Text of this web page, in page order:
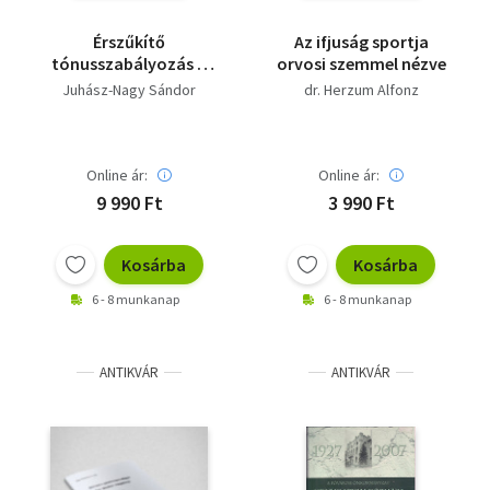
Érszűkítő
tónusszabályozás a
koszorúérkeringésben.
Dedikált!!! - Dedikált
Juhász-Nagy Sándor
Online ár:
9 990 Ft
Kosárba
6 - 8 munkanap
Az ifjuság sportja
orvosi szemmel nézve
dr. Herzum Alfonz
Online ár:
3 990 Ft
Kosárba
6 - 8 munkanap
ANTIKVÁR ANTIKVÁR